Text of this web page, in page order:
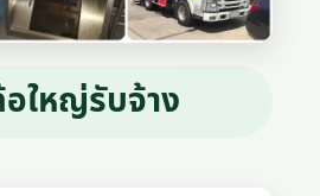
ใหญ่รับจ้าง